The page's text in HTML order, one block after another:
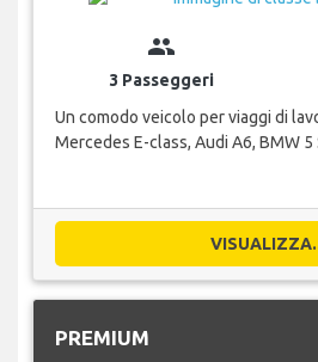
group
3 Passeggeri
Un comodo veicolo per viaggi di
Mercedes E-class, Audi A6, BMW 5
PREMIUM